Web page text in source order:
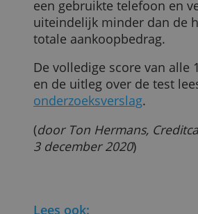
voor deze kaart geen
terwijl dat bij ICS altijd
vergoedt American
nieuwe smartphones
creditcarduitgevers.
Maar de creditcards
weer als voordeel dat
meestal een halfjaar is,
Op de laatste plaats in